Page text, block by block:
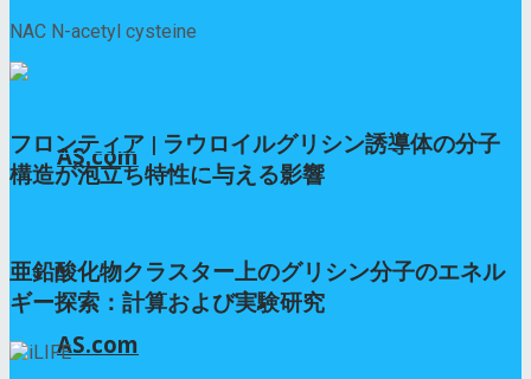
AS.com
AS.com
NAC N-acetyl cysteine
フロンティア | ラウロイルグリシン誘導体の分子
構造が泡立ち特性に与える影響
亜鉛酸化物クラスター上のグリシン分子のエネル
ギー探索：計算および実験研究